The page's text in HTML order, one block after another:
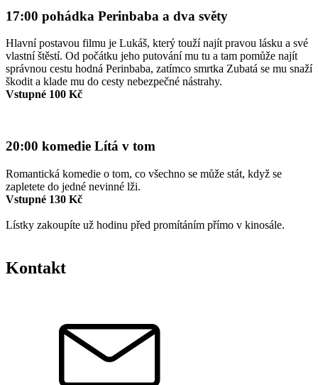
17:00 pohádka Perinbaba a dva světy
Hlavní postavou filmu je Lukáš, který touží najít pravou lásku a své
vlastní štěstí. Od počátku jeho putování mu tu a tam pomůže najít
správnou cestu hodná Perinbaba, zatímco smrtka Zubatá se mu snaží
škodit a klade mu do cesty nebezpečné nástrahy.
Vstupné 100 Kč
20:00 komedie Lítá v tom
Romantická komedie o tom, co všechno se může stát, když se
zapletete do jedné nevinné lži.
Vstupné 130 Kč
Lístky zakoupíte už hodinu před promítáním přímo v kinosále.
Kontakt